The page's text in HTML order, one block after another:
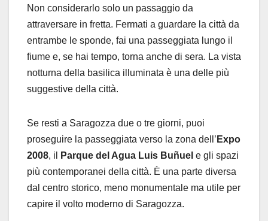
Non considerarlo solo un passaggio da
attraversare in fretta. Fermati a guardare la città da
entrambe le sponde, fai una passeggiata lungo il
fiume e, se hai tempo, torna anche di sera. La vista
notturna della basilica illuminata è una delle più
suggestive della città.
Se resti a Saragozza due o tre giorni, puoi
proseguire la passeggiata verso la zona dell’ Expo
2008, il Parque del Agua Luis Buñuel e gli spazi
più contemporanei della città. È una parte diversa
dal centro storico, meno monumentale ma utile per
capire il volto moderno di Saragozza.